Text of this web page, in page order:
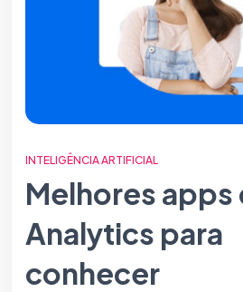
INTELIGÊNCIA ARTIFICIAL
Melhores apps
Analytics para
conhecer